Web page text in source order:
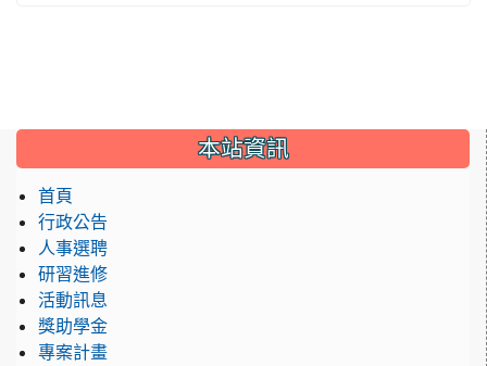
::: 本站資訊
首頁
行政公告
人事選聘
研習進修
活動訊息
獎助學金
專案計畫